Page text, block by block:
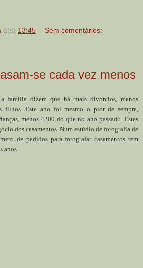
à(s) 13:45 Sem comentários:
se cada vez menos
família dizem que há mais divórcios, menos
filhos. Este ano foi mesmo o pior de sempre,
menos 4200 do que no ano passado. Estes
dos casamentos. Num estúdio de fotografia de
de pedidos para fotografar casamentos tem
anos.